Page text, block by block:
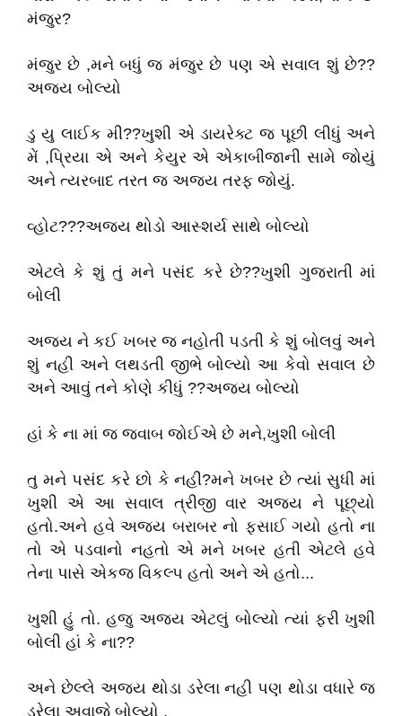
મંજુર?
મંજુર છે ,મને બધું જ મંજુર છે પણ એ સવાલ શું છે??
અજય બોલ્યો
ડુ યુ લાઈક મી??ખુશી એ ડાયરેક્ટ જ પૂછી લીધું અને
મેં ,પ્રિયા એ અને કેયુર એ એકાબીજાની સામે જોયું
અને ત્યરબાદ તરત જ અજય તરફ જોયું.
વ્હોટ???અજય થોડો આસ્શર્ય સાથે બોલ્યો
એટલે કે શું તું મને પસંદ કરે છે??ખુશી ગુજરાતી માં
બોલી
અજય ને કઈ ખબર જ નહોતી પડતી કે શું બોલવું અને
શું નહી અને લથડતી જીભે બોલ્યો આ કેવો સવાલ છે
અને આવું તને કોણે કીધું ??અજય બોલ્યો
હાં કે ના માં જ જવાબ જોઈએ છે મને,ખુશી બોલી
તુ મને પસંદ કરે છો કે નહી?મને ખબર છે ત્યાં સુધી માં
ખુશી એ આ સવાલ ત્રીજી વાર અજય ને પૂછ્યો
હતો.અને હવે અજય બરાબર નો ફસાઈ ગયો હતો ના
તો એ પડવાનો નહતો એ મને ખબર હતી એટલે હવે
તેના પાસે એકજ વિકલ્પ હતો અને એ હતો...
ખુશી હું તો. હજુ અજય એટલું બોલ્યો ત્યાં ફરી ખુશી
બોલી હાં કે ના??
અને છેલ્લે અજય થોડા ડરેલા નહી પણ થોડા વધારે જ
ડરેલા અવાજે બોલ્યો ,